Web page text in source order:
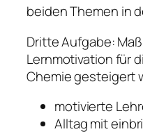
beiden Themen in
Dritte Aufgabe:
Lernmotivation für
Chemie gesteigert
motivierte
Alltag mit